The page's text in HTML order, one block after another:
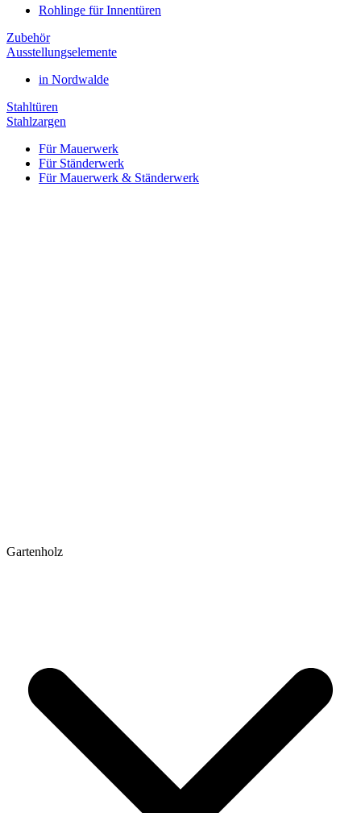
Rohlinge für Innentüren
Zubehör
Ausstellungselemente
in Nordwalde
Stahltüren
Stahlzargen
Für Mauerwerk
Für Ständerwerk
Für Mauerwerk & Ständerwerk
Gartenholz